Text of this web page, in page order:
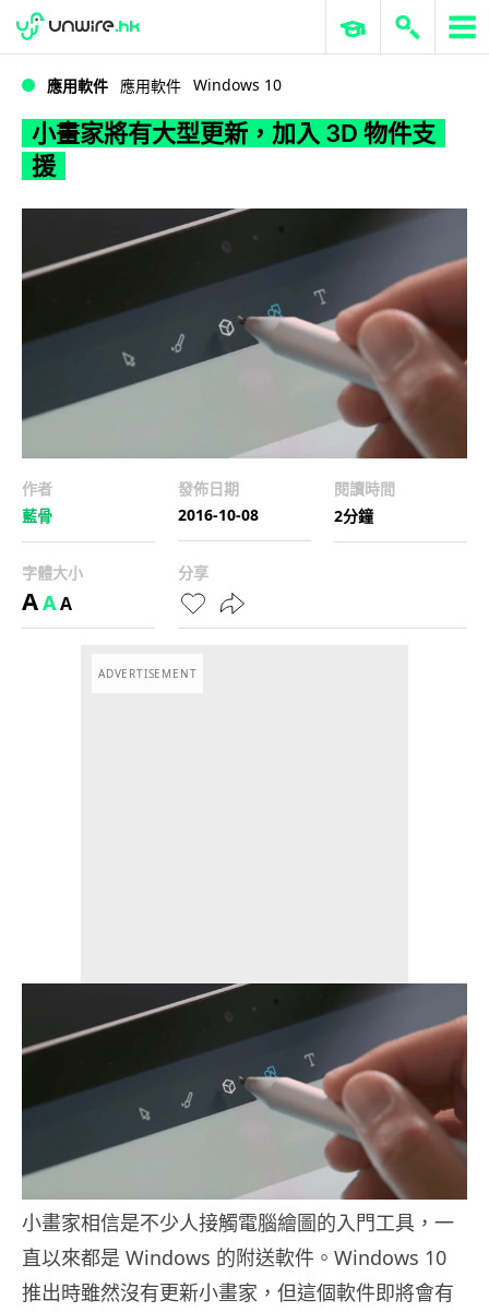
小畫家將有大型更新，加入 3D 物件支援
WWDC 2026 ERP 與商業 AI
應用軟件 應用軟件 Windows 10
小畫家將有大型更新，加入 3D 物件支
援
作者
藍骨
發佈日期
2016-10-08
閱讀時間
2分鐘
字體大小
AAA
分享
ADVERTISEMENT
小畫家相信是不少人接觸電腦繪圖的入門工具，一
直以來都是 Windows 的附送軟件。Windows 10
推出時雖然沒有更新小畫家，但這個軟件即將會有